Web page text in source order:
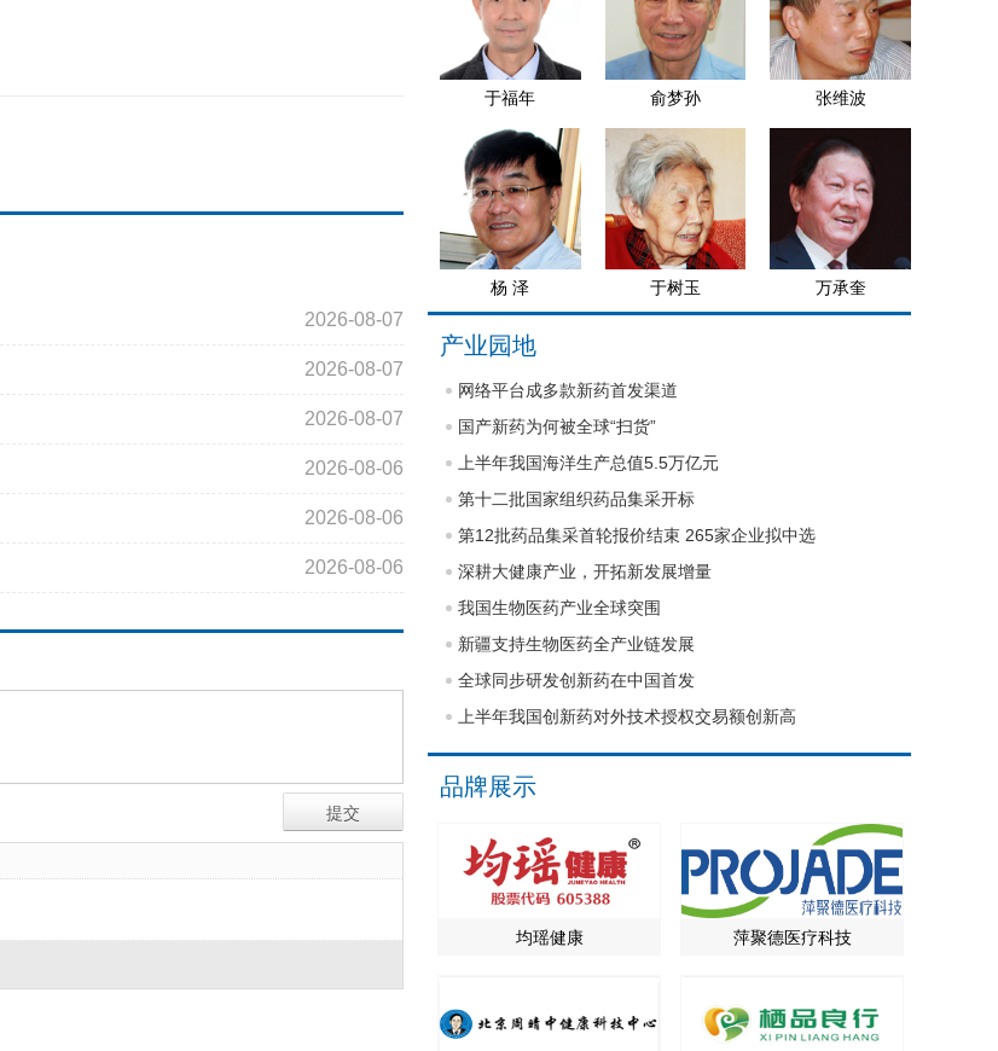
2026-08-07
2026-08-07
2026-08-07
2026-08-06
2026-08-06
2026-08-06
于福年 俞梦孙 张维波
杨 泽 于树玉 万承奎
产业园地
网络平台成多款新药首发渠道
国产新药为何被全球“扫货”
上半年我国海洋生产总值5.5万亿元
第十二批国家组织药品集采开标
第12批药品集采首轮报价结束 265家企业拟中选
深耕大健康产业，开拓新发展增量
我国生物医药产业全球突围
新疆支持生物医药全产业链发展
全球同步研发创新药在中国首发
上半年我国创新药对外技术授权交易额创新高
品牌展示
均瑶健康 萍聚德医疗科技